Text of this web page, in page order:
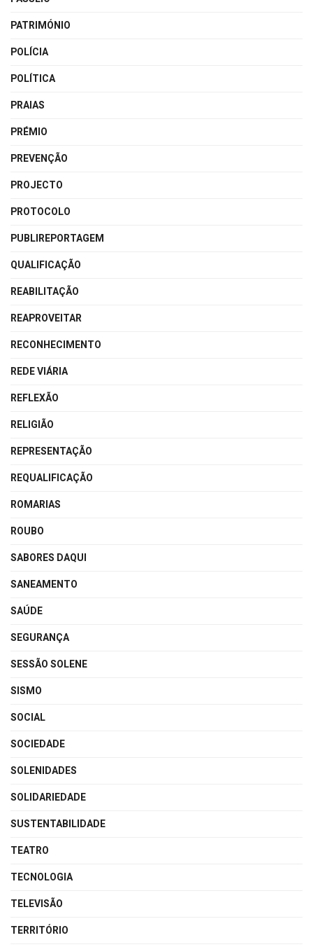
PATRIMÓNIO
POLÍCIA
POLÍTICA
PRAIAS
PRÉMIO
PREVENÇÃO
PROJECTO
PROTOCOLO
PUBLIREPORTAGEM
QUALIFICAÇÃO
REABILITAÇÃO
REAPROVEITAR
RECONHECIMENTO
REDE VIÁRIA
REFLEXÃO
RELIGIÃO
REPRESENTAÇÃO
REQUALIFICAÇÃO
ROMARIAS
ROUBO
SABORES DAQUI
SANEAMENTO
SAÚDE
SEGURANÇA
SESSÃO SOLENE
SISMO
SOCIAL
SOCIEDADE
SOLENIDADES
SOLIDARIEDADE
SUSTENTABILIDADE
TEATRO
TECNOLOGIA
TELEVISÃO
TERRITÓRIO